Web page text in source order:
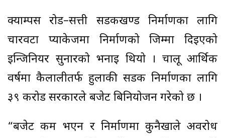
क्याम्पस रोड–सत्ती सडकखण्ड निर्माणका लागि
चारवटा प्याकेजमा निर्माणको जिम्मा दिइएको
इन्जिनियर सुनारको भनाइ थियो । चालू आर्थिक
वर्षमा कैलालीतर्फ हुलाकी सडक निर्माणका लागि
३९ करोड सरकारले बजेट बिनियोजन गरेको छ ।
“बजेट कम भएन र निर्माणमा कुनैखाले अवरोध